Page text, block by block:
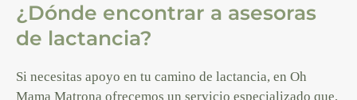
¿Dónde encontrar a asesoras
de lactancia?
Si necesitas apoyo en tu camino de lactancia, en Oh
Mama Matrona ofrecemos un servicio especializado que,